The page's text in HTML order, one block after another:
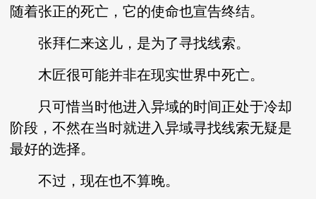
随着张正的死亡，它的使命也宣告终结。
张拜仁来这儿，是为了寻找线索。
木匠很可能并非在现实世界中死亡。
只可惜当时他进入异域的时间正处于冷却
阶段，不然在当时就进入异域寻找线索无疑是
最好的选择。
不过，现在也不算晚。